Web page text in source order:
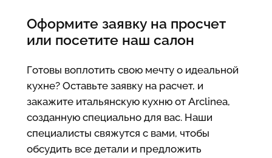
Оформите заявку на просчет
или посетите наш салон
Готовы воплотить свою мечту о идеальной
кухне? Оставьте заявку на расчет, и
закажите итальянскую кухню от Arclinea,
созданную специально для вас. Наши
специалисты свяжутся с вами, чтобы
обсудить все детали и предложить